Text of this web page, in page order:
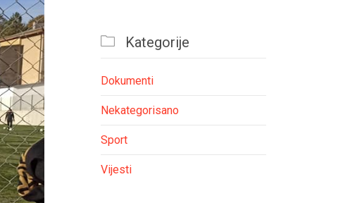
 Kategorije
Dokumenti
Nekategorisano
Sport
Vijesti